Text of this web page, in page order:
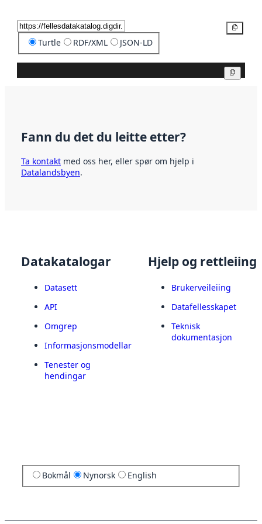
Turtle RDF/XML JSON-LD
Fann du det du leitte etter?
Ta kontakt med oss her, eller spør om hjelp i
Datalandsbyen.
Datakatalogar
Datasett
API
Omgrep
Informasjonsmodellar
Tenester og
hendingar
Hjelp og rettleiing
Brukerveileiing
Datafellesskapet
Teknisk
dokumentasjon
Bokmål Nynorsk English